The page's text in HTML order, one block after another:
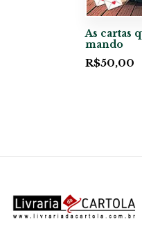
As cartas
mando
R$50,00